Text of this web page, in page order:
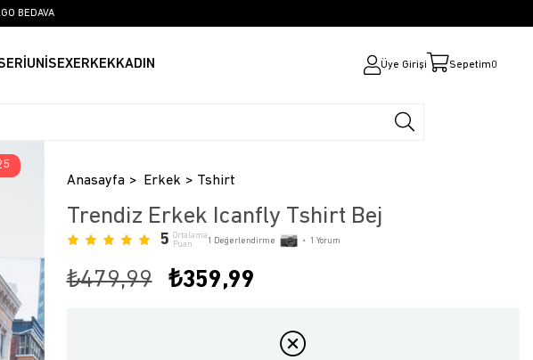
BEDAVA
UNİSEXERKEKKADIN Üye Girişi Sepetim0
Anasayfa Erkek Tshirt
Trendiz Erkek Icanfly Tshirt Bej
5 Ortalama
Puan
1 Değerlendirme • 1 Yorum
₺479,99 ₺359,99